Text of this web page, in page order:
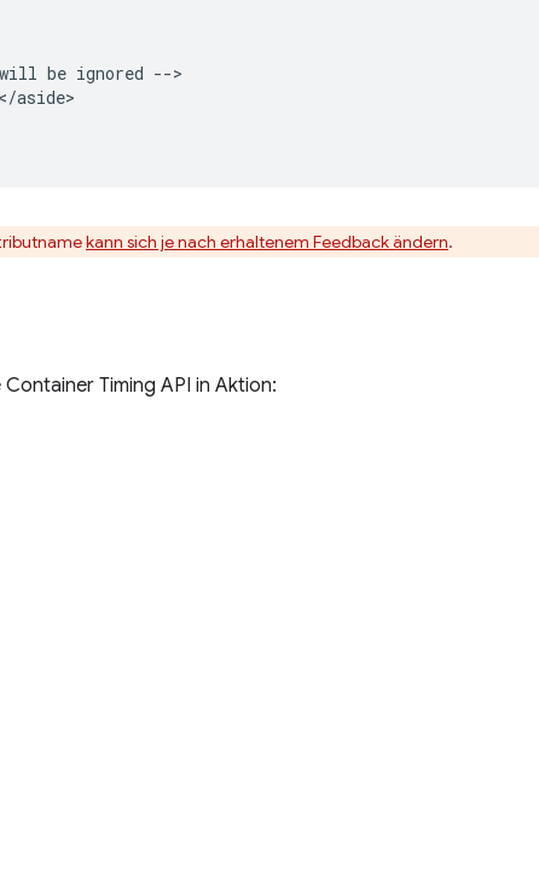
be ignored -->
aside>
kann sich je nach erhaltenem Feedback ändern.
Timing API in Aktion: